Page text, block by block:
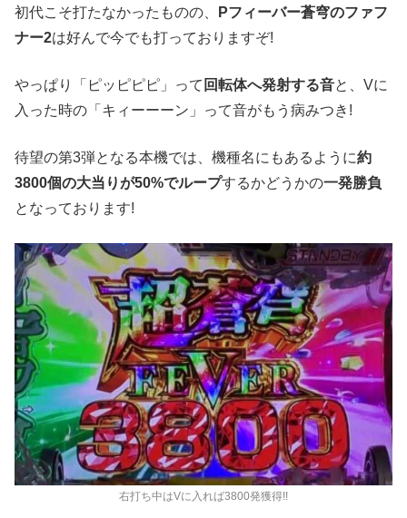
初代こそ打たなかったものの、
Pフィーバー蒼穹のファフ
ナー2は好んで今でも打っておりますぞ!
やっぱり「ピッピピピ」って 回転体へ発射する音と、Vに
入った時の「キィーーーン」って音がもう病みつき!
待望の第3弾となる本機では、機種名にもあるように約
3800個の大当りが50%でループするかどうかの一発勝負
となっております!
右打ち中はVに入れば3800発獲得!!